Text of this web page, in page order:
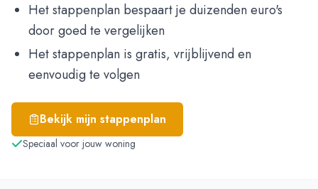
Het stappenplan bespaart je duizenden euro's
door goed te vergelijken
Het stappenplan is gratis, vrijblijvend en
eenvoudig te volgen
Bekijk mijn stappenplan
Speciaal voor jouw woning